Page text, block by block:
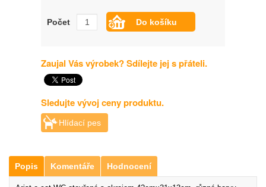
Počet
Zaujal Vás výrobek? Sdílejte jej s přáteli.
Sledujte vývoj ceny produktu.
Hlídací pes
Popis Komentáře Hodnocení